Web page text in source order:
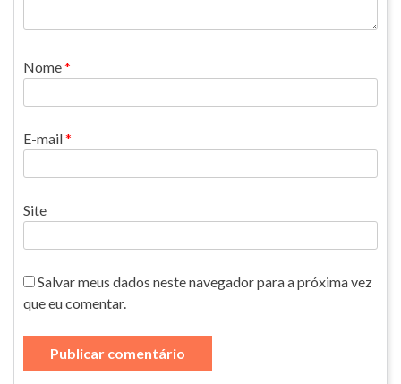
Nome*
E-mail*
Site
Salvar meus dados neste navegador para a próxima vez
que eu comentar.